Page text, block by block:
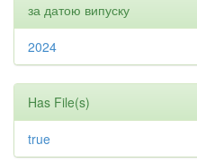
за датою випуску
2024
Has File(s)
true